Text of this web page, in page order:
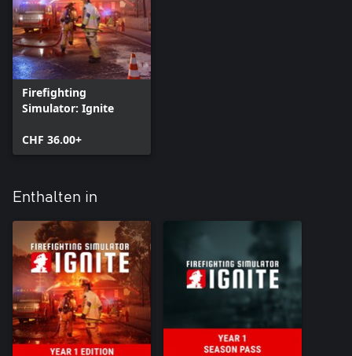
Firefighting
Simulator: Ignite
CHF 36.00+
Enthalten in